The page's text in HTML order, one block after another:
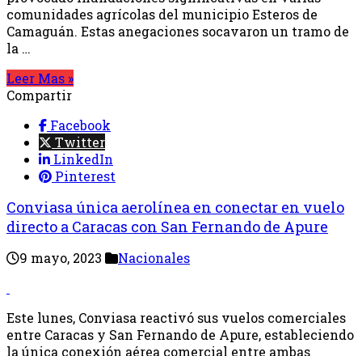
comunidades agrícolas del municipio Esteros de
Camaguán. Estas anegaciones socavaron un tramo de
la …
Leer Mas »
Compartir
Facebook
Twitter
LinkedIn
Pinterest
Conviasa única aerolínea en conectar en vuelo
directo a Caracas con San Fernando de Apure
9 mayo, 2023 Nacionales
Este lunes, Conviasa reactivó sus vuelos comerciales
entre Caracas y San Fernando de Apure, estableciendo
la única conexión aérea comercial entre ambas